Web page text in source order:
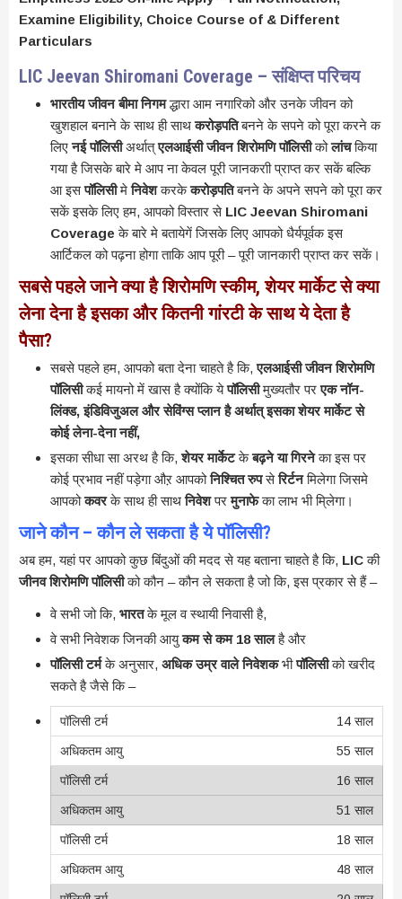
Examine Eligibility, Choice Course of & Different
Particulars
LIC Jeevan Shiromani Coverage – संक्षिप्त परिचय
भारतीय जीवन बीमा निगमद्धारा आम नगारिको और उनके जीवन को
खुशहाल बनाने के साथ ही साथकरोड़पतिबनने के सपने को पूरा करने क
लिएनई पॉलिसीअर्थात्एलआईसी जीवन शिरोमणि पॉलिसीकोलांचकिया
गया है जिसके बारे मे आप ना केवल पूरी जानकराी प्राप्त कर सकें बल्कि
आ इसपॉलिसीमेनिवेशकरकेकरोड़पतिबनने के अपने सपने को पूरा कर
सकें इसके लिए हम, आपको विस्तार से LIC Jeevan Shiromani
Coverage के बारे मे बतायेगें जिसके लिए आपको धैर्यपूर्वक इस
आर्टिकल को पढ़ना होगा ताकि आप पूरी – पूरी जानकारी प्राप्त कर सकें।
सबसे पहले जाने क्या है शिरोमणि स्कीम, शेयर मार्केट से क्या
लेना देना है इसका और कितनी गांरटी के साथ ये देता है
पैसा?
सबसे पहले हम, आपको बता देना चाहते है कि,एलआईसी जीवन शिरोमणि
पॉलिसीकई मायनो में खास है क्योंकि येपॉलिसीमुख्यतौर परएक नॉन-
लिंक्ड, इंडिविजुअल और सेविंग्स प्लान है अर्थात् इसका शेयर मार्केट से
कोई लेना-देना नहीं,
इसका सीधा सा अरथ है कि,शेयर मार्केटकेबढ़ने या गिरनेका इस पर
कोई प्रभाव नहीं पड़ेगा औऱ आपकोनिश्चित रुपसेरिर्टनमिलेगा जिसमे
आपकोकवरके साथ ही साथनिवेशपरमुनाफेका लाभ भी मि्लेगा।
जाने कौन – कौन ले सकता है ये पॉलिसी?
अब हम, यहां पर आपको कुछ बिंदुओं की मदद से यह बताना चाहते है कि, LICकी
जीनव शिरोमणि पॉलिसीको कौन – कौन ले सकता है जो कि, इस प्रकार से हैं –
वे सभी जो कि, भारतके मूल व स्थायी निवासी है,
वे सभी निवेशक जिनकी आयुकम से कम 18 सालहै और
पॉलिसी टर्मके अनुसार, अधिक उम्र वाले निवेशकभीपॉलिसीको खरीद
सकते है जैसे कि –
14 साल
55 साल
16 साल
51 साल
18 साल
48 साल